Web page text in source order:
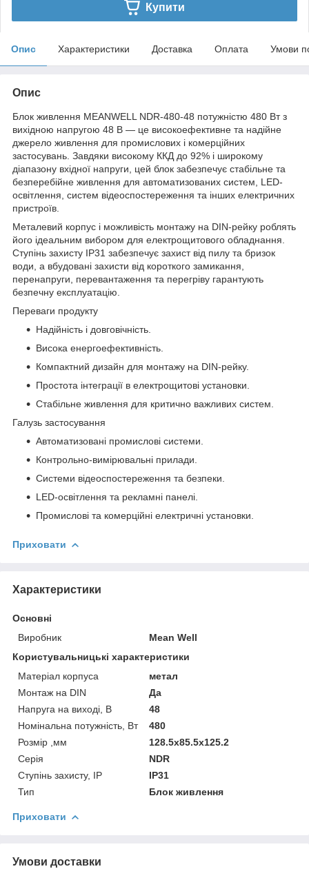
Купити
Опис Характеристики Доставка Оплата Умови
Опис
Блок живлення MEANWELL NDR-480-48 потужністю 480 Вт з
вихідною напругою 48 В — це високоефективне та надійне
джерело живлення для промислових і комерційних
застосувань. Завдяки високому ККД до 92% і широкому
діапазону вхідної напруги, цей блок забезпечує стабільне та
безперебійне живлення для автоматизованих систем, LED-
освітлення, систем відеоспостереження та інших електричних
пристроїв.
Металевий корпус і можливість монтажу на DIN-рейку роблять
його ідеальним вибором для електрощитового обладнання.
Ступінь захисту IP31 забезпечує захист від пилу та бризок
води, а вбудовані захисти від короткого замикання,
перенапруги, перевантаження та перегріву гарантують
безпечну експлуатацію.
Переваги продукту
Надійність і довговічність.
Висока енергоефективність.
Компактний дизайн для монтажу на DIN-рейку.
Простота інтеграції в електрощитові установки.
Стабільне живлення для критично важливих систем.
Галузь застосування
Автоматизовані промислові системи.
Контрольно-вимірювальні прилади.
Системи відеоспостереження та безпеки.
LED-освітлення та рекламні панелі.
Промислові та комерційні електричні установки.
Приховати
Характеристики
Основні
Виробник
Mean Well
Користувальницькі характеристики
Матеріал корпуса
метал
Монтаж на DIN
Да
Напруга на виході, В
48
Номінальна потужність, Вт
480
Розмір ,мм
128.5x85.5x125.2
Серія
NDR
Ступінь захисту, IP
IP31
Тип
Блок живлення
Приховати
Умови доставки